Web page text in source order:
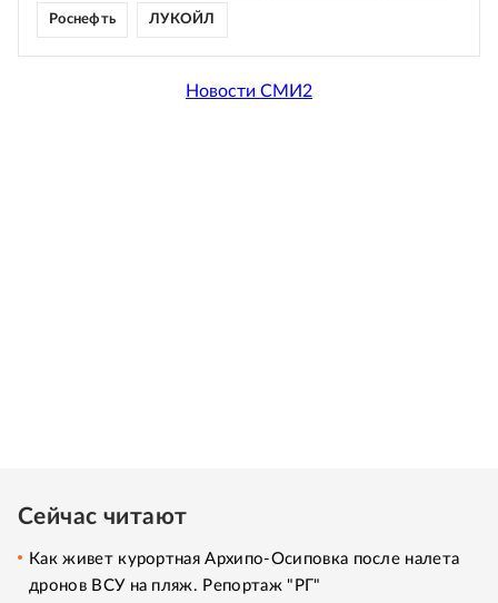
Роснефть ЛУКОЙЛ
Новости СМИ2
Сейчас читают
Как живет курортная Архипо-Осиповка после налета
дронов ВСУ на пляж. Репортаж "РГ"